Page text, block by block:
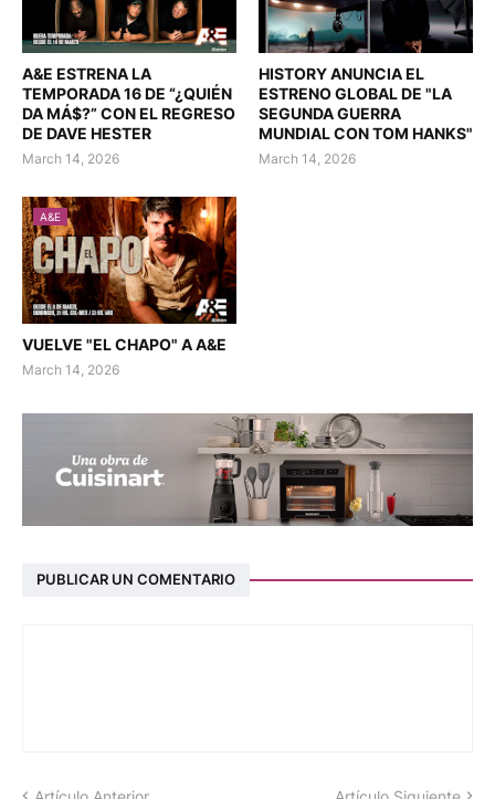
A&E ESTRENA LA
TEMPORADA 16 DE “¿QUIÉN
DA MÁ$?” CON EL REGRESO
DE DAVE HESTER
March 14, 2026
HISTORY ANUNCIA EL
ESTRENO GLOBAL DE "LA
SEGUNDA GUERRA
MUNDIAL CON TOM HANKS"
March 14, 2026
A&E
VUELVE "EL CHAPO" A A&E
March 14, 2026
PUBLICAR UN COMENTARIO